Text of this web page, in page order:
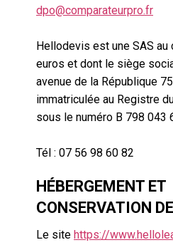
dpo@comparateurpro.fr
Hellodevis est une SAS au
euros et dont le siège
avenue de la République
immatriculée au Registre
sous le numéro B 798 043
Tél : 07 56 98 60 82
HÉBERGEMENT ET
CONSERVATION
Le site https://